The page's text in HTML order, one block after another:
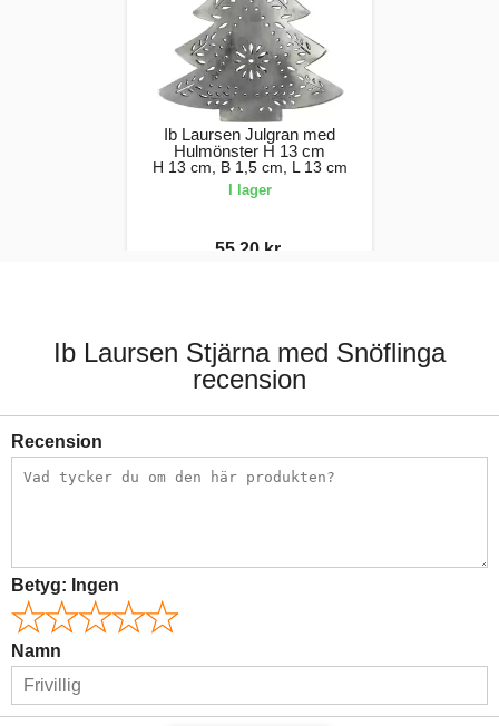
Ib Laursen Julgran med
Hulmönster H 13 cm
H 13 cm, B 1,5 cm, L 13 cm
I lager
55,20 kr.
Ib Laursen Stjärna med Snöflinga
recension
Recension
Betyg: Ingen
Namn